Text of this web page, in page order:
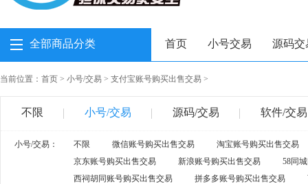
全部商品分类 首页 小号交易 源码交
当前位置： 首页 > 小号/交易 > 支付宝账号购买出售交易 >
不限 小号/交易 源码/交易 软件/交易
小号/交易： 不限 微信账号购买出售交易
淘宝账号购买出售交易
京东账号购买出售交易
新浪账号购买出售交易
58同
西祠胡同账号购买出售交易
拼多多账号购买出售交易